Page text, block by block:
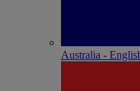
Australia -